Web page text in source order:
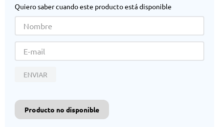
Quiero saber cuando este producto está disponible
ENVIAR
Producto no disponible